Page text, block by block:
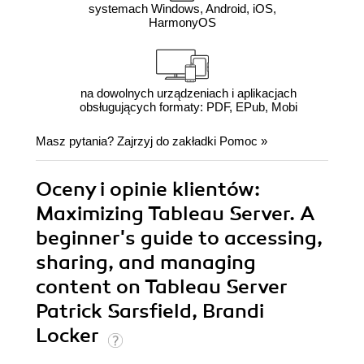
systemach Windows, Android, iOS,
HarmonyOS
na dowolnych urządzeniach i aplikacjach
obsługujących formaty: PDF, EPub, Mobi
Masz pytania? Zajrzyj do zakładki Pomoc »
Oceny i opinie klientów:
Maximizing Tableau Server. A
beginner's guide to accessing,
sharing, and managing
content on Tableau Server
Patrick Sarsfield, Brandi
Locker